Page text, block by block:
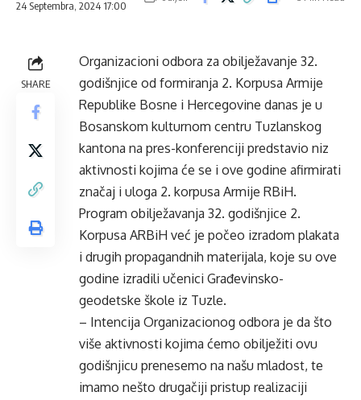
24 Septembra, 2024 17:00
SHARE
Organizacioni odbora za obilježavanje 32.
godišnjice od formiranja 2. Korpusa Armije
Republike Bosne i Hercegovine danas je u
Bosanskom kulturnom centru Tuzlanskog
kantona na pres-konferenciji predstavio niz
aktivnosti kojima će se i ove godine afirmirati
značaj i uloga 2. korpusa Armije RBiH.
Program obilježavanja 32. godišnjice 2.
Korpusa ARBiH već je počeo izradom plakata
i drugih propagandnih materijala, koje su ove
godine izradili učenici Građevinsko-
geodetske škole iz Tuzle.
– Intencija Organizacionog odbora je da što
više aktivnosti kojima ćemo obilježiti ovu
godišnjicu prenesemo na našu mladost, te
imamo nešto drugačiji pristup realizaciji